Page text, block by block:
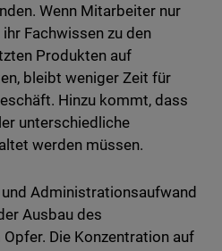
Wenn Mitarbeiter nur
Fachwissen zu den
Produkten auf
bleibt weniger Zeit für
Hinzu kommt, dass
unterschiedliche
werden müssen.
Administrationsaufwand
Ausbau des
Die Konzentration auf